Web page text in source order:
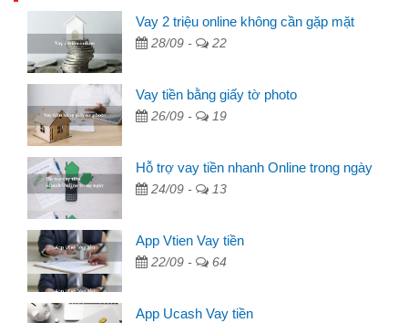
Vay 2 triệu online không cần gặp mặt
28/09 - 22
Vay tiền bằng giấy tờ photo
26/09 - 19
Hỗ trợ vay tiền nhanh Online trong ngày
24/09 - 13
App Vtien Vay tiền
22/09 - 64
App Ucash Vay tiền